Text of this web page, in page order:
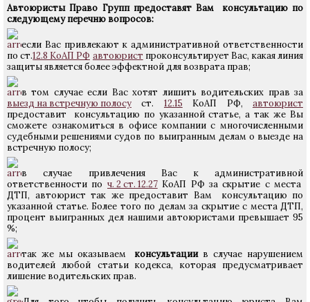
Автоюристы Право Групп предоставят Вам консультацию по
следующему перечню вопросов:
если Вас привлекают к административной ответственности
по ст.12.8 КоАП РФ автоюрист проконсультирует Вас, какая линия
защиты является более эффектной для возврата прав;
в том случае если Вас хотят лишить водительских прав за
выезд на встречную полосу ст. 12.15 КоАП РФ,автоюрист
предоставит консультацию по указанной статье, а так же Вы
сможете ознакомиться в офисе компании с многочисленными
судебными решениями судов по выигранным делам о выезде на
встречную полосу;
в случае привлечения Вас к административной
ответственности по ч. 2 ст. 12.27КоАП РФ за скрытие с места
ДТП, автоюрист так же предоставит Вам консультацию по
указанной статье. Более того по делам за скрытие с места ДТП,
процент выигранных дел нашими автоюристами превышает 95
%;
так же мы оказываемконсультациив случае нарушением
водителей любой статьи кодекса, которая предусматривает
лишение водительских прав.